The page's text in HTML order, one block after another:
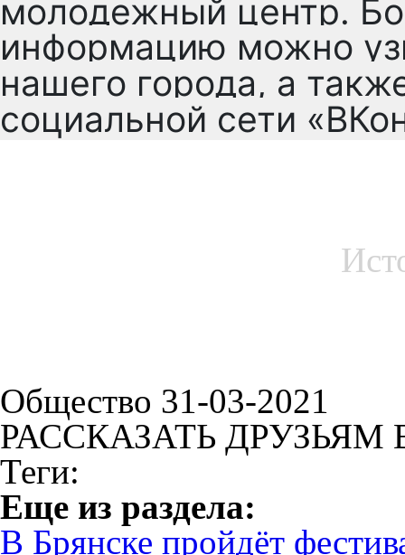
молодежный центр.
информацию можно
нашего города, а
социальной сети
Общество 31-03-2021
РАССКАЗАТЬ ДРУЗЬЯМ
Теги:
Eще из раздела:
В Брянске пройдёт